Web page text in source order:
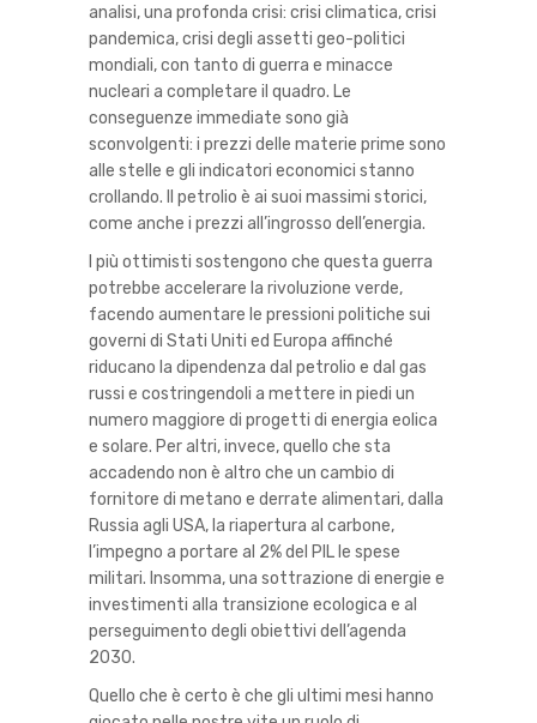
analisi, una profonda crisi: crisi climatica, crisi
pandemica, crisi degli assetti geo-politici
mondiali, con tanto di guerra e minacce
nucleari a completare il quadro. Le
conseguenze immediate sono già
sconvolgenti: i prezzi delle materie prime sono
alle stelle e gli indicatori economici stanno
crollando. Il petrolio è ai suoi massimi storici,
come anche i prezzi all’ingrosso dell’energia.
I più ottimisti sostengono che questa guerra
potrebbe accelerare la rivoluzione verde,
facendo aumentare le pressioni politiche sui
governi di Stati Uniti ed Europa affinché
riducano la dipendenza dal petrolio e dal gas
russi e costringendoli a mettere in piedi un
numero maggiore di progetti di energia eolica
e solare. Per altri, invece, quello che sta
accadendo non è altro che un cambio di
fornitore di metano e derrate alimentari, dalla
Russia agli USA, la riapertura al carbone,
l’impegno a portare al 2% del PIL le spese
militari. Insomma, una sottrazione di energie e
investimenti alla transizione ecologica e al
perseguimento degli obiettivi dell’agenda
2030.
Quello che è certo è che gli ultimi mesi hanno